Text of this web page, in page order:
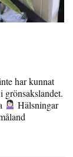
har kunnat
Hälsningar